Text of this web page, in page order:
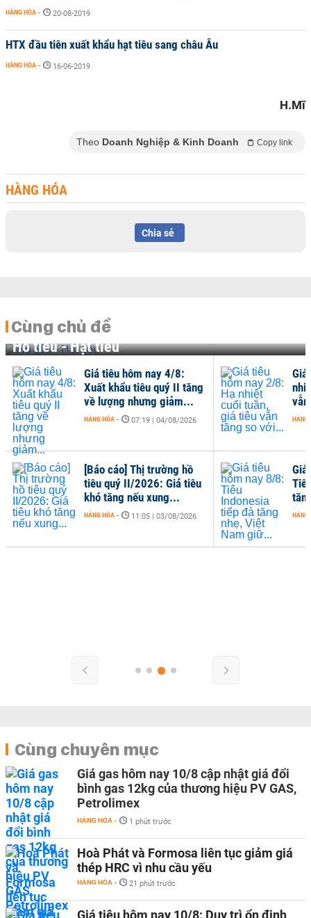
HÀNG HÓA - 20-08-2019
HTX đầu tiên xuất khẩu hạt tiêu sang châu Âu
HÀNG HÓA - 16-06-2019
H.Mĩ
Theo Doanh Nghiệp & Kinh Doanh Copy link
HÀNG HÓA
Chia sẻ
Cùng chủ đề
Hồ tiêu - Hạt tiêu
HÀNG
Giá tiêu hôm nay 4/8:
Xuất khẩu tiêu quý II tăng
về lượng nhưng giảm...
HÀNG HÓA - 07:19 | 04/08/2026
[Báo cáo] Thị trường hồ
tiêu quý II/2026: Giá tiêu
khó tăng nếu xung...
HÀNG HÓA - 11:05 | 03/08/2026
HÀNG
Cùng chuyên mục
Giá gas hôm nay 10/8 cập nhật giá đổi
bình gas 12kg của thương hiệu PV GAS,
Petrolimex
HÀNG HÓA - 1 phút trước
Hoà Phát và Formosa liên tục giảm giá
thép HRC vì nhu cầu yếu
HÀNG HÓA - 21 phút trước
Giá tiêu hôm nay 10/8: Duy trì ổn định